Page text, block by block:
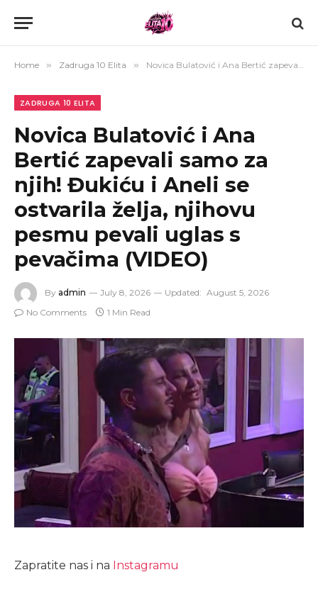
Home » Zadruga 10 Elita » Novica Bulatović i Ana Bertić zapevali samo za njih! Đukiću i Aneli se ostvarila želja, njihovu pesmu pevali uglas s pevačima (VIDEO)
ZADRUGA 10 ELITA
Novica Bulatović i Ana
Bertić zapevali samo za
njih! Đukiću i Aneli se
ostvarila želja, njihovu
pesmu pevali uglas s
pevačima (VIDEO)
By admin July 8, 2026 Updated: August 5, 2026
No Comments
1 Min Read
Zapratite nas i na Instagramu